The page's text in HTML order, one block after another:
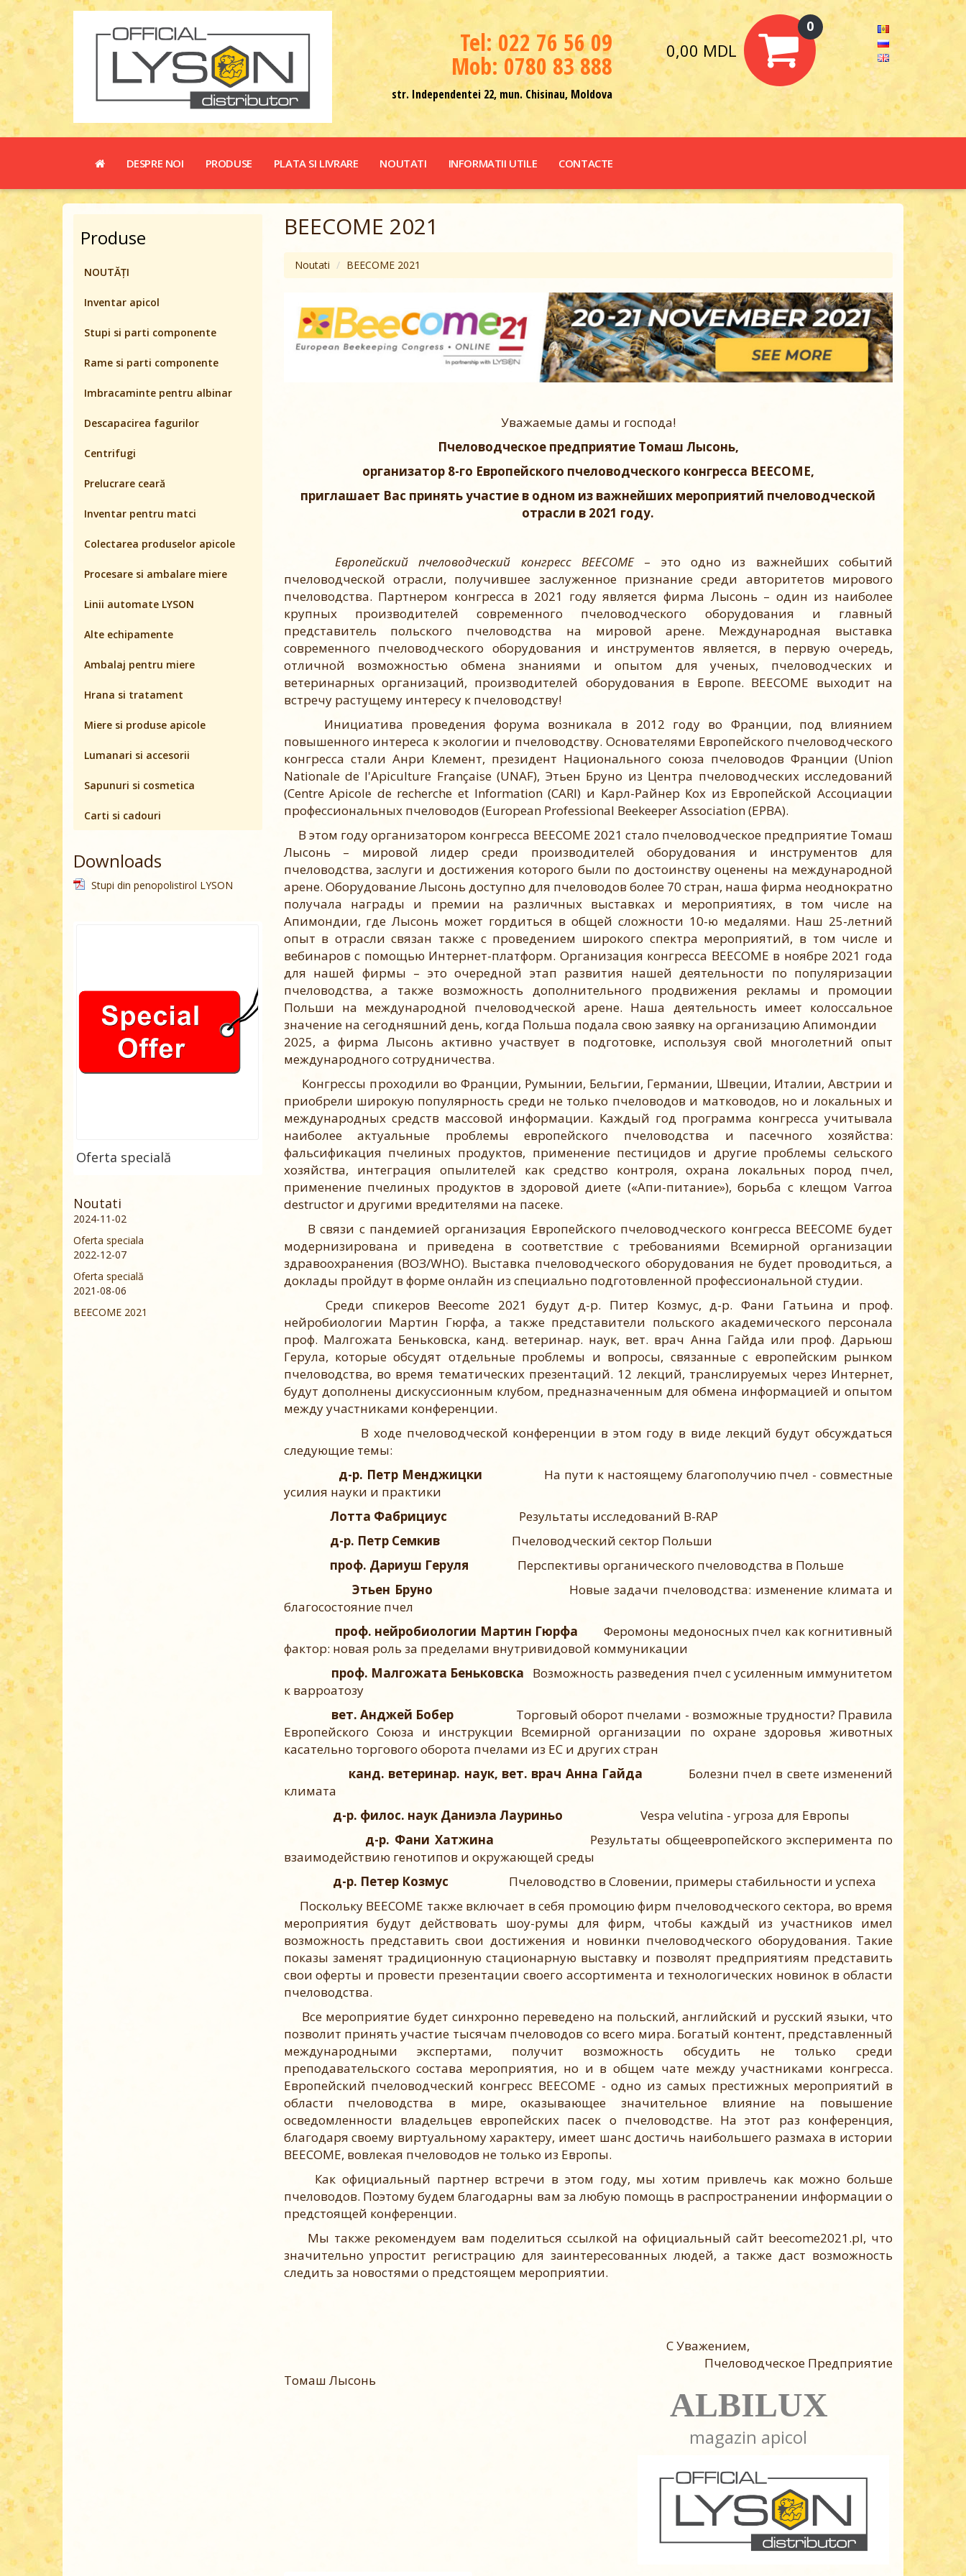
Теl: 022 76 56 09
Mob: 0780 83 888
str. Independentei 22, mun. Chisinau, Moldova
0
0,00 MDL
DESPRE NOI PRODUSE PLATA SI LIVRARE NOUTATI INFORMATII UTILE CONTACTE
BEECOME 2021
Noutati BEECOME 2021
Уважаемые дамы и господа!
Пчеловодческое предприятие Томаш Лысонь,
организатор 8-го Европейского пчеловодческого конгресса BEECOME,
приглашает Вас принять участие в одном из важнейших мероприятий пчеловодческой
отрасли в 2021 году.
Европейский пчеловодческий конгресс BEECOME– это одно из важнейших событий
пчеловодческой отрасли, получившее заслуженное признание среди авторитетов мирового
пчеловодства. Партнером конгресса в 2021 году является фирма Лысонь – один из наиболее
крупных производителей современного пчеловодческого оборудования и главный
представитель польского пчеловодства на мировой арене. Международная выставка
современного пчеловодческого оборудования и инструментов является, в первую очередь,
отличной возможностью обмена знаниями и опытом для ученых, пчеловодческих и
ветеринарных организаций, производителей оборудования в Европе. BEECOME выходит на
встречу растущему интересу к пчеловодству!
Инициатива проведения форума возникала в 2012 году во Франции, под влиянием
повышенного интереса к экологии и пчеловодству. Основателями Европейского пчеловодческого
конгресса стали Анри Клемент, президент Национального союза пчеловодов Франции (Union
Nationale de l'Apiculture Française (UNAF), Этьен Бруно из Центра пчеловодческих исследований
(Centre Apicole de recherche et Information (CARI) и Карл-Райнер Кох из Европейской Ассоциации
профессиональных пчеловодов (European Professional Beekeeper Association (EPBA).
В этом году организатором конгресса BEECOME 2021 стало пчеловодческое предприятие Томаш
Лысонь – мировой лидер среди производителей оборудования и инструментов для
пчеловодства, заслуги и достижения которого были по достоинству оценены на международной
арене. Оборудование Лысонь доступно для пчеловодов более 70 стран, наша фирма неоднократно
получала награды и премии на различных выставках и мероприятиях, в том числе на
Апимондии, где Лысонь может гордиться в общей сложности 10-ю медалями. Наш 25-летний
опыт в отрасли связан также с проведением широкого спектра мероприятий, в том числе и
вебинаров с помощью Интернет-платформ. Организация конгресса BEECOME в ноябре 2021 года
для нашей фирмы – это очередной этап развития нашей деятельности по популяризации
пчеловодства, а также возможность дополнительного продвижения рекламы и промоции
Польши на международной пчеловодческой арене. Наша деятельность имеет колоссальное
значение на сегодняшний день, когда Польша подала свою заявку на организацию Апимондии
2025, а фирма Лысонь активно участвует в подготовке, используя свой многолетний опыт
международного сотрудничества.
Конгрессы проходили во Франции, Румынии, Бельгии, Германии, Швеции, Италии, Австрии и
приобрели широкую популярность среди не только пчеловодов и матководов, но и локальных и
международных средств массовой информации. Каждый год программа конгресса учитывала
наиболее актуальные проблемы европейского пчеловодства и пасечного хозяйства:
фальсификация пчелиных продуктов, применение пестицидов и другие проблемы сельского
хозяйства, интеграция опылителей как средство контроля, охрана локальных пород пчел,
применение пчелиных продуктов в здоровой диете («Апи-питание»), борьба с клещом Varroa
destructor и другими вредителями на пасеке.
В связи с пандемией организация Европейского пчеловодческого конгресса BEECOME будет
модернизирована и приведена в соответствие с требованиями Всемирной организации
здравоохранения (ВОЗ/WHO). Выставка пчеловодческого оборудования не будет проводиться, а
доклады пройдут в форме онлайн из специально подготовленной профессиональной студии.
Среди спикеров Beecome 2021 будут д-р. Питер Козмус, д-р. Фани Гатьина и проф.
нейробиологии Мартин Гюрфа, а также представители польского академического персонала
проф. Малгожата Беньковска, канд. ветеринар. наук, вет. врач Анна Гайда или проф. Дарьюш
Герула, которые обсудят отдельные проблемы и вопросы, связанные с европейским рынком
пчеловодства, во время тематических презентаций. 12 лекций, транслируемых через Интернет,
будут дополнены дискуссионным клубом, предназначенным для обмена информацией и опытом
между участниками конференции.
В ходе пчеловодческой конференции в этом году в виде лекций будут обсуждаться
следующие темы:
д-р. Петр Менджицки На пути к настоящему благополучию пчел - совместные
усилия науки и практики
Лотта Фабрициус Результаты исследований B-RAP
д-р. Петр Семкив
Пчеловодческий сектор Польши
проф. Дариуш Геруля Перспективы органического пчеловодства в Польше
Этьен Бруно Новые задачи пчеловодства: изменение климата и
благосостояние пчел
проф. нейробиологии Мартин ГюрфаФеромоны медоносных пчел как когнитивный
фактор: новая роль за пределами внутривидовой коммуникации
проф. Малгожата Беньковска Возможность разведения пчел с усиленным иммунитетом
к варроатозу
вет. Анджей Бобер Торговый оборот пчелами - возможные трудности? Правила
Европейского Союза и инструкции Всемирной организации по охране здоровья животных
касательно торгового оборота пчелами из ЕС и других стран
канд. ветеринар. наук, вет. врач Анна Гайда Болезни пчел в свете изменений
климата
д-р. филос. наук Даниэла Лауриньо Vespa velutina - угроза для Европы
д-р. Фани Хатжина Результаты общеевропейского эксперимента по
взаимодействию генотипов и окружающей среды
д-р. Петер Козмус Пчеловодство в Словении, примеры стабильности и успеха
Поскольку BEECOME также включает в себя промоцию фирм пчеловодческого сектора, во время
мероприятия будут действовать шоу-румы для фирм, чтобы каждый из участников имел
возможность представить свои достижения и новинки пчеловодческого оборудования. Такие
показы заменят традиционную стационарную выставку и позволят предприятиям представить
свои оферты и провести презентации своего ассортимента и технологических новинок в области
пчеловодства.
Все мероприятие будет синхронно переведено на польский, английский и русский языки, что
позволит принять участие тысячам пчеловодов со всего мира. Богатый контент, представленный
международными экспертами, получит возможность обсудить не только среди
преподавательского состава мероприятия, но и в общем чате между участниками конгресса.
Европейский пчеловодческий конгресс BEECOME - одно из самых престижных мероприятий в
области пчеловодства в мире, оказывающее значительное влияние на повышение
осведомленности владельцев европейских пасек о пчеловодстве. На этот раз конференция,
благодаря своему виртуальному характеру, имеет шанс достичь наибольшего размаха в истории
BEECOME, вовлекая пчеловодов не только из Европы.
Как официальный партнер встречи в этом году, мы хотим привлечь как можно больше
пчеловодов. Поэтому будем благодарны вам за любую помощь в распространении информации о
предстоящей конференции.
Мы также рекомендуем вам поделиться ссылкой на официальный сайт beecome2021.pl, что
значительно упростит регистрацию для заинтересованных людей, а также даст возможность
следить за новостями о предстоящем мероприятии.
С Уважением,
Пчеловодческое Предприятие
Томаш Лысонь
ALBILUX
magazin apicol
Produse
NOUTĂȚI
Inventar apicol
Stupi si parti componente
Rame si parti componente
Imbracaminte pentru albinar
Descapacirea fagurilor
Centrifugi
Prelucrare ceară
Inventar pentru matci
Colectarea produselor apicole
Procesare si ambalare miere
Linii automate LYSON
Alte echipamente
Ambalaj pentru miere
Hrana si tratament
Miere si produse apicole
Lumanari si accesorii
Sapunuri si cosmetica
Carti si cadouri
Downloads
Stupi din penopolistirol LYSON
Oferta specială
Noutati
2024-11-02
Oferta speciala
2022-12-07
Oferta specială
2021-08-06
BEECOME 2021